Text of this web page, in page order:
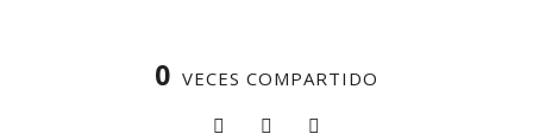
0 VECES COMPARTIDO